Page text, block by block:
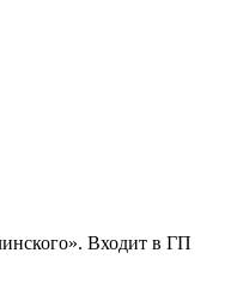
Входит в ГП